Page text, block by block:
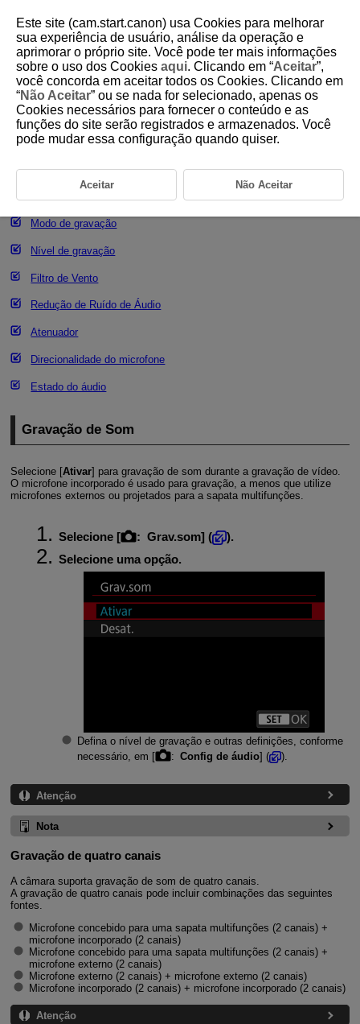
D388-068
Gravação de Som
Gravação de Som
Formato de áudio
Modo de gravação
Nível de gravação
Filtro de Vento
Redução de Ruído de Áudio
Atenuador
Direcionalidade do microfone
Estado do áudio
Gravação de Som
Selecione [Ativar] para gravação de som durante a gravação de vídeo.
O microfone incorporado é usado para gravação, a menos que utilize
microfones externos ou projetados para a sapata multifunções.
Selecione [ : Grav.som] (
).
Selecione uma opção.
Defina o nível de gravação e outras definições, conforme
necessário, em [
: Config de áudio] ( ).
Atenção
Nota
Gravação de quatro canais
A câmara suporta gravação de som de quatro canais.
A gravação de quatro canais pode incluir combinações das seguintes
fontes.
Microfone concebido para uma sapata multifunções (2 canais) +
microfone incorporado (2 canais)
Microfone concebido para uma sapata multifunções (2 canais) +
microfone externo (2 canais)
Microfone externo (2 canais) + microfone externo (2 canais)
Microfone incorporado (2 canais) + microfone incorporado (2 canais)
Atenção
Este site (cam.start.canon) usa Cookies para melhorar
sua experiência de usuário, análise da operação e
aprimorar o próprio site. Você pode ter mais informações
sobre o uso dos Cookies aqui. Clicando em “Aceitar”,
você concorda em aceitar todos os Cookies. Clicando em
“Não Aceitar” ou se nada for selecionado, apenas os
Cookies necessários para fornecer o conteúdo e as
funções do site serão registrados e armazenados. Você
pode mudar essa configuração quando quiser.
Aceitar Não Aceitar